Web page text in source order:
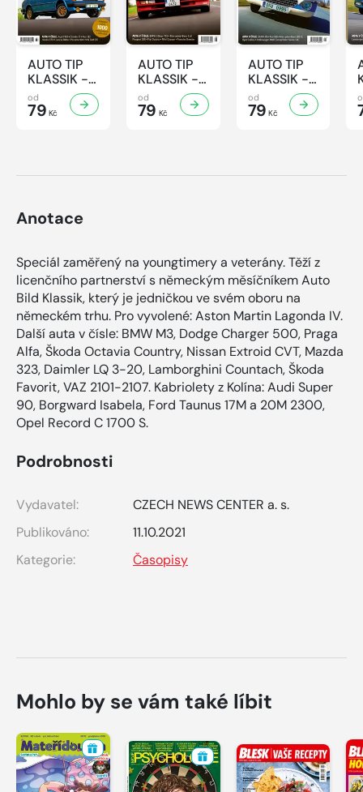
AUTO TIP
KLASSIK -
7/2026
od
79 Kč
AUTO TIP
KLASSIK -
6/2026
od
79 Kč
AUTO TIP
KLASSIK -
5/2026
od
79 Kč
Anotace
Speciál zaměřený na youngtimery a veterány. Těží z
licenčního partnerství s německým měsíčníkem Auto
Bild Klassik, který je jedničkou ve svém oboru na
německém trhu. Pro vyvolené: Aston Martin Lagonda IV.
Další auta v čísle: BMW M3, Dodge Charger 500, Praga
Alfa, Škoda Octavia Country, Nissan Extroid CVT, Mazda
323, Daimler LQ 3-20, Lamborghini Countach, Škoda
Favorit, VAZ 2101-2107. Kabriolety z Kolína: Audi Super
90, Borgward Isabela, Ford Taunus 17M a 20M 2300,
Opel Record C 1700 S.
Podrobnosti
Vydavatel:
CZECH NEWS CENTER a. s.
Publikováno:
11.10.2021
Kategorie:
Časopisy
Mohlo by se vám také líbit